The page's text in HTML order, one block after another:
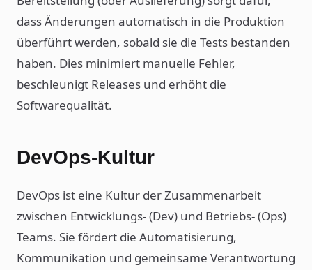
dass Änderungen automatisch in die Produktion
überführt werden, sobald sie die Tests bestanden
haben. Dies minimiert manuelle Fehler,
beschleunigt Releases und erhöht die
Softwarequalität.
DevOps-Kultur
DevOps ist eine Kultur der Zusammenarbeit
zwischen Entwicklungs- (Dev) und Betriebs- (Ops)
Teams. Sie fördert die Automatisierung,
Kommunikation und gemeinsame Verantwortung